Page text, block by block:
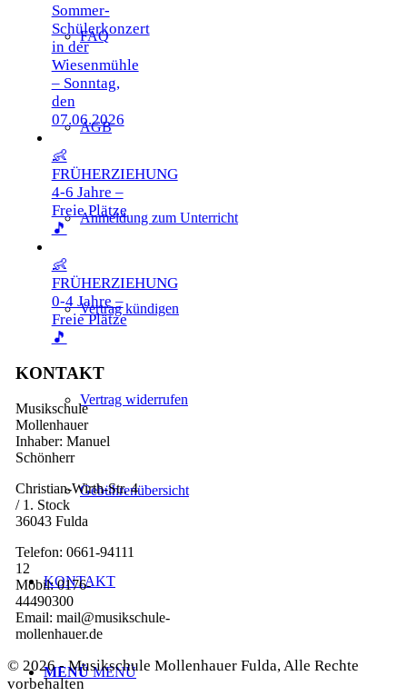
FAQ
AGB
Anmeldung zum Unterricht
Vertrag kündigen
Vertrag widerrufen
Gebührenübersicht
KONTAKT
MENÜ MENÜ
Sommer-
Schülerkonzert
in der
Wiesenmühle
– Sonntag,
den
07.06.2026
👶
FRÜHERZIEHUNG
4-6 Jahre –
Freie Plätze
🎵
👶
FRÜHERZIEHUNG
0-4 Jahre –
Freie Plätze
🎵
KONTAKT
Musikschule
Mollenhauer
Inhaber: Manuel
Schönherr
Christian-Wirth-Str. 4
/ 1. Stock
36043 Fulda
Telefon: 0661-94111
12
Mobil: 0176-
44490300
Email: mail@musikschule-
mollenhauer.de
© 2026 - Musikschule Mollenhauer Fulda, Alle Rechte
vorbehalten